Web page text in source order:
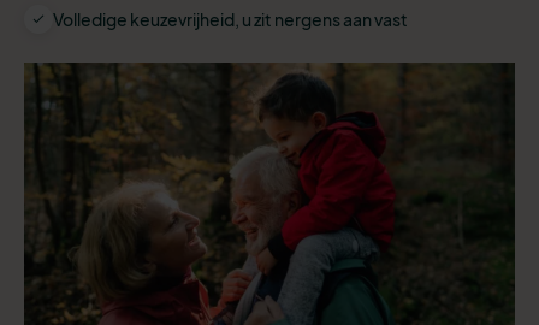
Volledige keuzevrijheid, u zit nergens aan vast